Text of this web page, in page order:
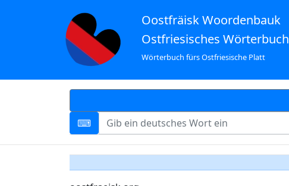
Oostfräisk Woordenbauk
Ostfriesisches Wörterbuch
Wörterbuch fürs Ostfriesische Platt